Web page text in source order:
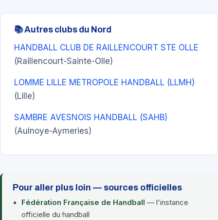
📚 Autres clubs du Nord
HANDBALL CLUB DE RAILLENCOURT STE OLLE
(Raillencourt-Sainte-Olle)
LOMME LILLE METROPOLE HANDBALL (LLMH)
(Lille)
SAMBRE AVESNOIS HANDBALL (SAHB)
(Aulnoye-Aymeries)
Pour aller plus loin — sources officielles
Fédération Française de Handball — l'instance
officielle du handball